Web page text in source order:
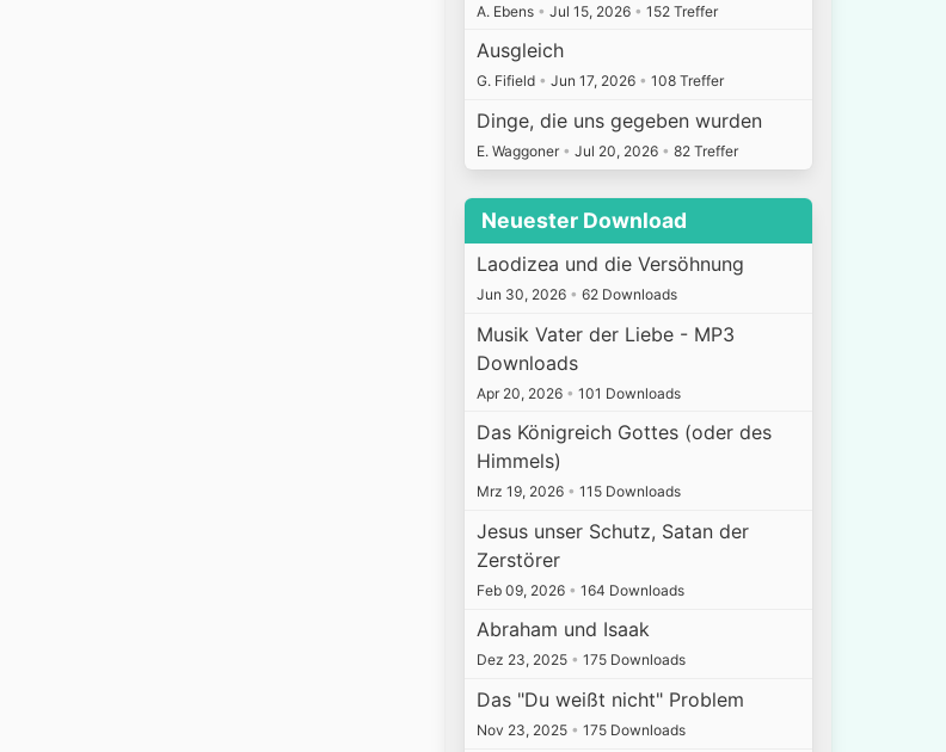
A. Ebens • Jul 15, 2026 • 152 Treffer
Ausgleich
G. Fifield • Jun 17, 2026 • 108 Treffer
Dinge, die uns gegeben wurden
E. Waggoner • Jul 20, 2026 • 82 Treffer
Neuester Download
Laodizea und die Versöhnung
Jun 30, 2026 • 62 Downloads
Musik Vater der Liebe - MP3
Downloads
Apr 20, 2026 • 101 Downloads
Das Königreich Gottes (oder des
Himmels)
Mrz 19, 2026 • 115 Downloads
Jesus unser Schutz, Satan der
Zerstörer
Feb 09, 2026 • 164 Downloads
Abraham und Isaak
Dez 23, 2025 • 175 Downloads
Das "Du weißt nicht" Problem
Nov 23, 2025 • 175 Downloads